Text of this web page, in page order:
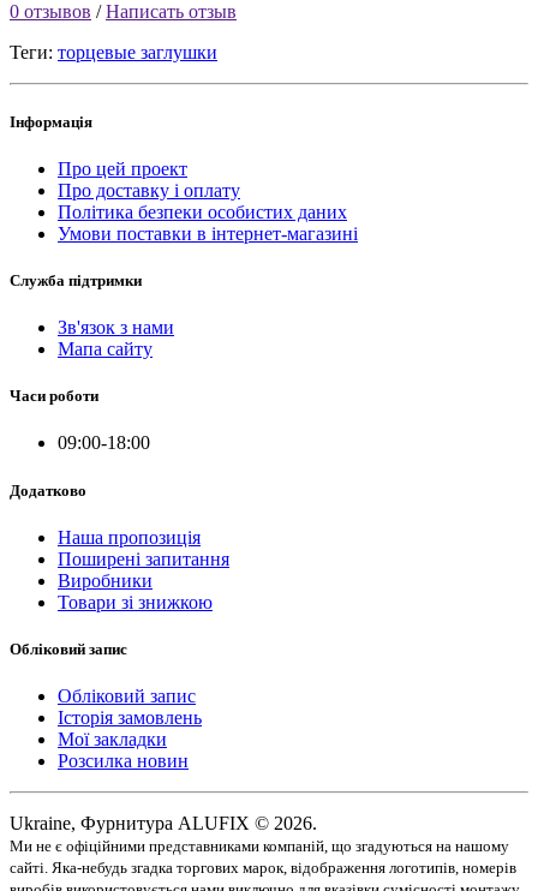
0 отзывов /Написать отзыв
Теги: торцевые заглушки
Інформація
Про цей проект
Про доставку і оплату
Політика безпеки особистих даних
Умови поставки в інтернет-магазині
Служба підтримки
Зв'язок з нами
Мапа сайту
Часи роботи
09:00-18:00
Додатково
Наша пропозиція
Поширені запитання
Виробники
Товари зі знижкою
Обліковий запис
Обліковий запис
Історія замовлень
Мої закладки
Розсилка новин
Ukraine, Фурнитура ALUFIX © 2026.
Ми не є офіційними представниками компаній, що згадуються на нашому
сайті. Яка-небудь згадка торгових марок, відображення логотипів, номерів